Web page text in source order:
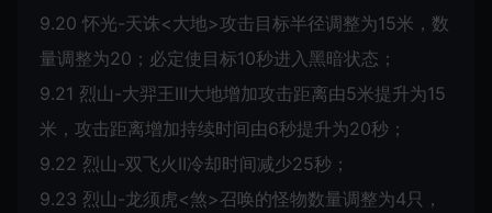
9.20 怀光-天诛<大地>攻击目标半径调整为15米，数
量调整为20；必定使目标10秒进入黑暗状态；
9.21 烈山-大羿王III大地增加攻击距离由5米提升为15
米，攻击距离增加持续时间由6秒提升为20秒；
9.22 烈山-双飞火II冷却时间减少25秒；
9.23 烈山-龙须虎<煞>召唤的怪物数量调整为4只，